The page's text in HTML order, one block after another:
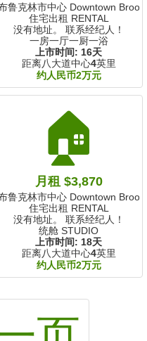
NY
鲁克林市中心 Downtown
住宅出租 RENTAL
没有地址。 联系经纪人！
一房一厅一厨一浴
上市时间: 16天
距离八大道中心4英里
约人民币2万元
NY
🏠
月租 $3,870
鲁克林市中心 Downtown
住宅出租 RENTAL
没有地址。 联系经纪人！
统舱 STUDIO
上市时间: 18天
距离八大道中心4英里
约人民币2万元